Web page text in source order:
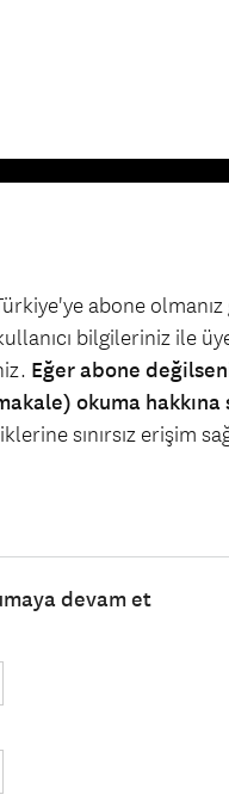
abone
bilgileriniz ile
Eğer abone
okuma
sınırsız erişim
devam et